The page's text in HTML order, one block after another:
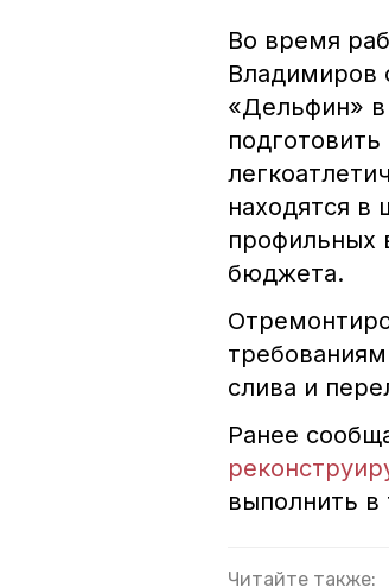
Во время
Владимиров
«Дельфин»
находятся в
профильных
бюджета.
слива и
Ранее
выполнить в
Читайте также: